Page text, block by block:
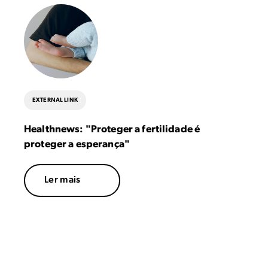
EXTERNAL LINK
Healthnews: "Proteger a fertilidade é
proteger a esperança"
Ler mais